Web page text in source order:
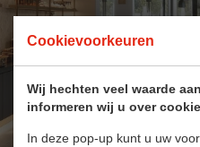
Cookievoorkeuren
Wij hechten veel waarde
informeren wij u over
In deze pop-up kunt u uw